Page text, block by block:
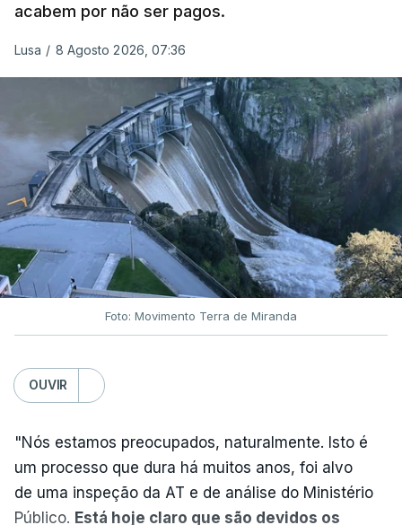
praticamente um mês sem sair do topo das
ARTIGOS RELACIONADOS
Nova polémica com Luís
Neves. Ministro nega
favorecimento a construtora
DST
7 Agosto 2026, 20:28
Diretor financeiro da PJ
nega que Construbarcelos
tenha feito obras na casa
onde vive
acabem por não ser pagos.
Lusa / 8 Agosto 2026, 07:36
Foto: Movimento Terra de Miranda
OUVIR
"Nós estamos preocupados, naturalmente. Isto é
um processo que dura há muitos anos, foi alvo
de uma inspeção da AT e de análise do Ministério
Público. Está hoje claro que são devidos os